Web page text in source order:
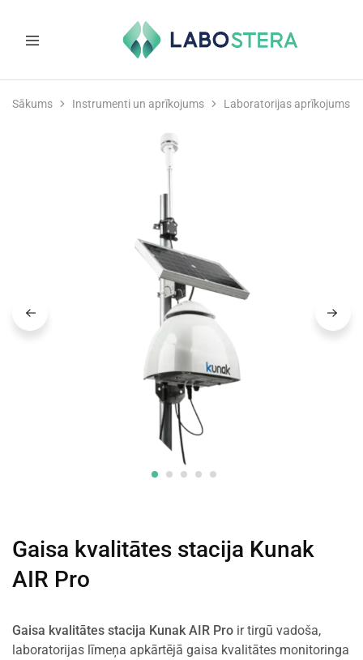
un
Sākums Instrumenti un aprīkojums Laboratorijas aprīkojums
Gaisa kvalitātes stacija Kunak
AIR Pro
Gaisa kvalitātes stacija Kunak AIR Pro ir tirgū vadoša,
laboratorijas līmeņa apkārtējā gaisa kvalitātes monitoringa